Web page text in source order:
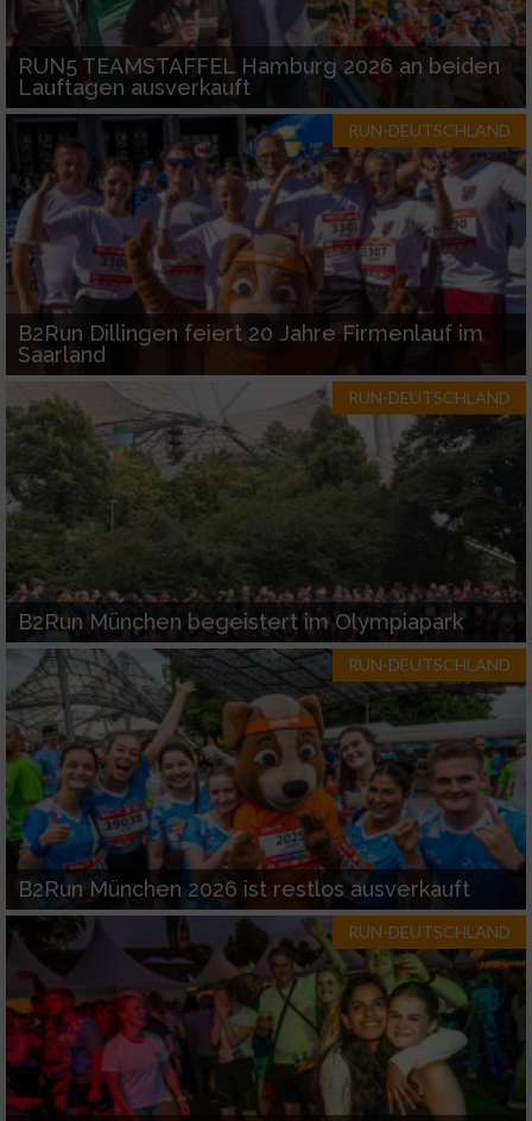
RUN5 TEAMSTAFFEL Hamburg 2026 an beiden
Lauftagen ausverkauft
RUN-DEUTSCHLAND
B2Run Dillingen feiert 20 Jahre Firmenlauf im
Saarland
RUN-DEUTSCHLAND
B2Run München begeistert im Olympiapark
RUN-DEUTSCHLAND
B2Run München 2026 ist restlos ausverkauft
RUN-DEUTSCHLAND